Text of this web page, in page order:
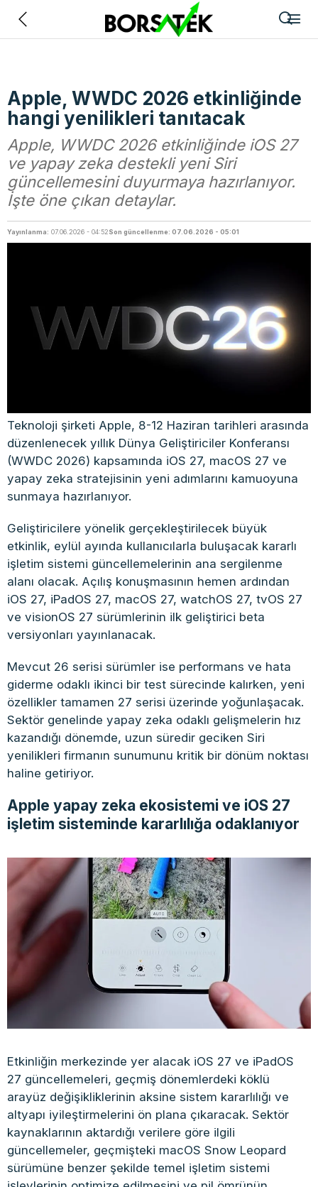
Apple, WWDC 2026 etkinliğinde
hangi yenilikleri tanıtacak
Apple, WWDC 2026 etkinliğinde iOS 27
ve yapay zeka destekli yeni Siri
güncellemesini duyurmaya hazırlanıyor.
İşte öne çıkan detaylar.
Yayınlanma: 07.06.2026 - 04:52Son güncellenme: 07.06.2026 - 05:01
Teknoloji şirketi Apple, 8-12 Haziran tarihleri arasında
düzenlenecek yıllık Dünya Geliştiriciler Konferansı
(WWDC 2026) kapsamında iOS 27, macOS 27 ve
yapay zeka stratejisinin yeni adımlarını kamuoyuna
sunmaya hazırlanıyor.
Geliştiricilere yönelik gerçekleştirilecek büyük
etkinlik, eylül ayında kullanıcılarla buluşacak kararlı
işletim sistemi güncellemelerinin ana sergilenme
alanı olacak. Açılış konuşmasının hemen ardından
iOS 27, iPadOS 27, macOS 27, watchOS 27, tvOS 27
ve visionOS 27 sürümlerinin ilk geliştirici beta
versiyonları yayınlanacak.
Mevcut 26 serisi sürümler ise performans ve hata
giderme odaklı ikinci bir test sürecinde kalırken, yeni
özellikler tamamen 27 serisi üzerinde yoğunlaşacak.
Sektör genelinde yapay zeka odaklı gelişmelerin hız
kazandığı dönemde, uzun süredir geciken Siri
yenilikleri firmanın sunumunu kritik bir dönüm noktası
haline getiriyor.
Apple yapay zeka ekosistemi ve iOS 27
işletim sisteminde kararlılığa odaklanıyor
Etkinliğin merkezinde yer alacak iOS 27 ve iPadOS
27 güncellemeleri, geçmiş dönemlerdeki köklü
arayüz değişikliklerinin aksine sistem kararlılığı ve
altyapı iyileştirmelerini ön plana çıkaracak. Sektör
kaynaklarının aktardığı verilere göre ilgili
güncellemeler, geçmişteki macOS Snow Leopard
sürümüne benzer şekilde temel işletim sistemi